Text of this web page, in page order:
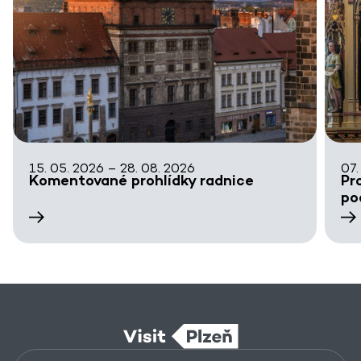
15. 05. 2026 – 28. 08. 2026
Komentované prohlídky radnice